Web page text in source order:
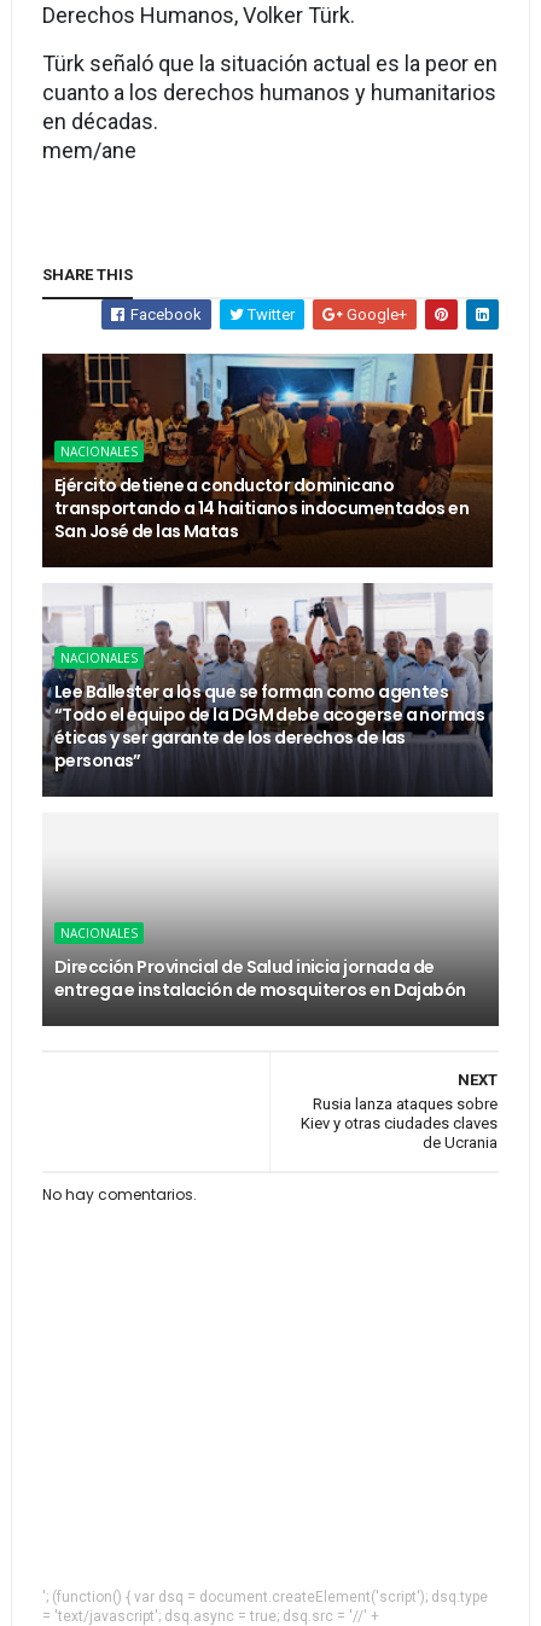
Derechos Humanos, Volker Türk.
Türk señaló que la situación actual es la peor en
cuanto a los derechos humanos y humanitarios
en décadas.
mem/ane
SHARE THIS
Facebook Twitter Google+
NACIONALES
Ejército detiene a conductor dominicano
transportando a 14 haitianos indocumentados en
San José de las Matas
NACIONALES
Lee Ballester a los que se forman como agentes
“Todo el equipo de la DGM debe acogerse a normas
éticas y ser garante de los derechos de las
personas”
NACIONALES
Dirección Provincial de Salud inicia jornada de
entrega e instalación de mosquiteros en Dajabón
NEXT
Rusia lanza ataques sobre
Kiev y otras ciudades claves
de Ucrania
No hay comentarios.
'; (function() { var dsq = document.createElement('script'); dsq.type
= 'text/javascript'; dsq.async = true; dsq.src = '//' +